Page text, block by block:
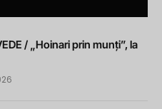
/ „Hoinari prin munți”, la